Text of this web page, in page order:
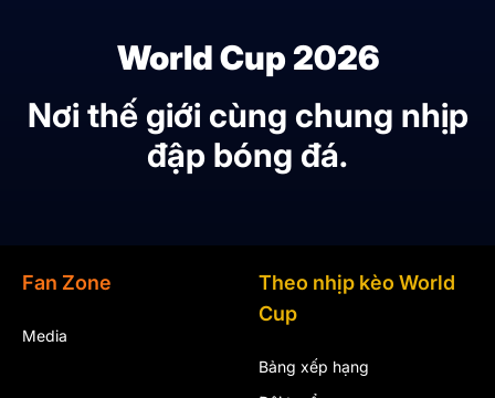
World Cup 2026
Nơi thế giới cùng chung nhịp
đập bóng đá.
Fan Zone
Media
Theo nhịp kèo World
Cup
Bảng xếp hạng